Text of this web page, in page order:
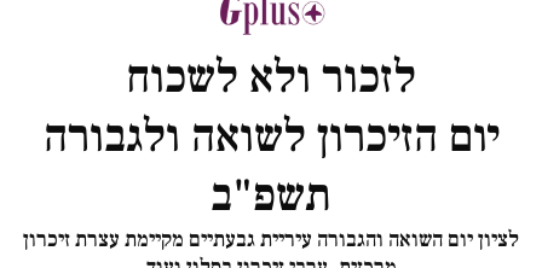
לזכור ולא לשכוח
יום הזיכרון לשואה ולגבורה
תשפ"ב
לציון יום השואה והגבורה עיריית גבעתיים מקיימת עצרת זיכרון